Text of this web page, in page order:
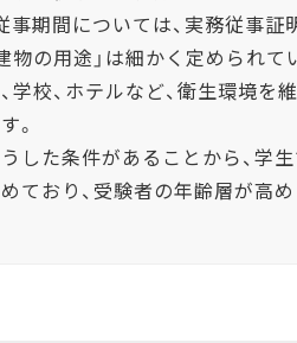
事期間については、実務従事
物の用途」は細かく定められ
学校、ホテルなど、衛生環境
。
した条件があることから、学
ており、受験者の年齢層が高